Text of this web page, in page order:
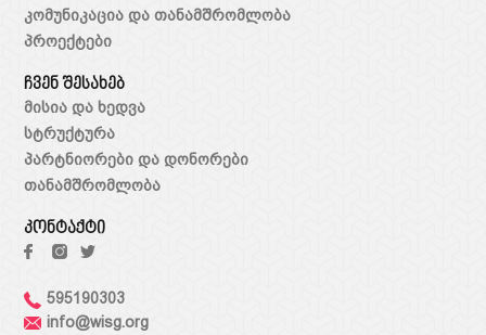
კომუნიკაცია და თანამშრომლობა
პროექტები
ჩვენ შესახებ
მისია და ხედვა
სტრუქტურა
პარტნიორები და დონორები
თანამშრომლობა
კონტაქტი
595190303
info@wisg.org